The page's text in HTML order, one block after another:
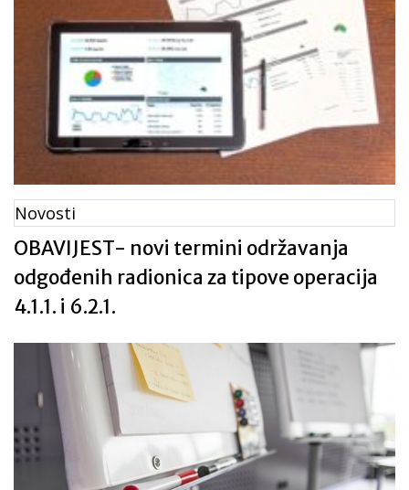
Novosti
OBAVIJEST- novi termini održavanja
odgođenih radionica za tipove operacija
4.1.1. i 6.2.1.